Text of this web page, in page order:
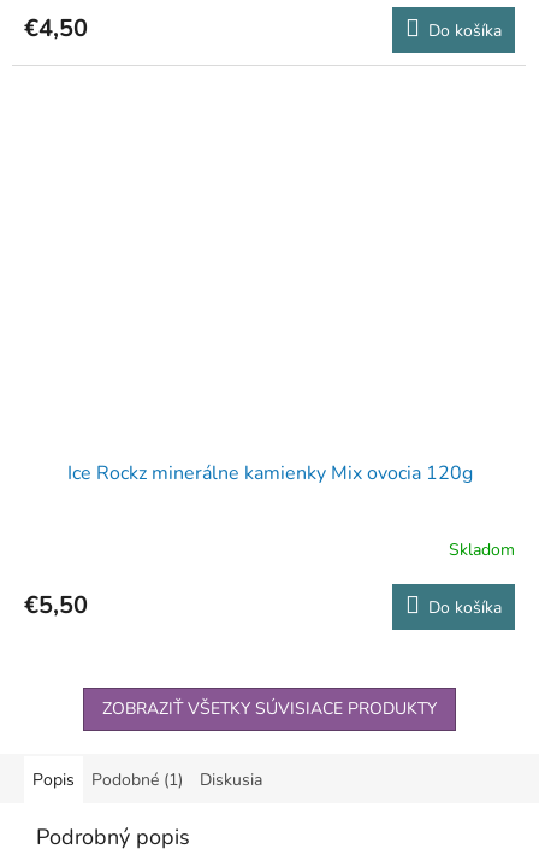
€4,50 Do košíka
Ice Rockz minerálne kamienky Mix ovocia 120g
Skladom
€5,50 Do košíka
ZOBRAZIŤ VŠETKY SÚVISIACE PRODUKTY
Popis Podobné (1) Diskusia
Podrobný popis